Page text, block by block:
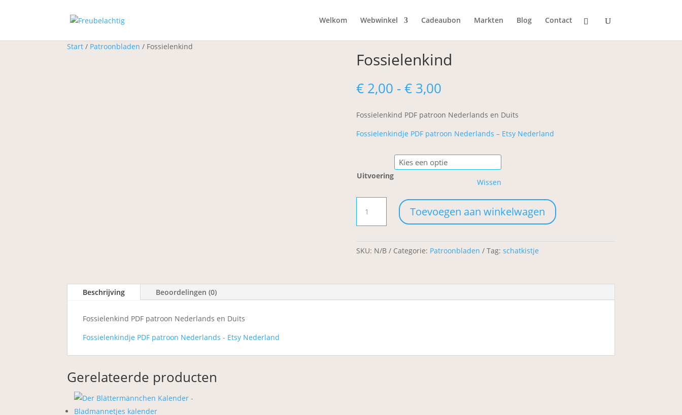
Welkom Webwinkel Cadeaubon Markten Blog Contact
Start / Patroonbladen / Fossielenkind
Fossielenkind
€2,00 - €3,00Prijsklasse:
tot
€ 3,00
Fossielenkind PDF patroon Nederlands en Duits
Fossielenkindje PDF patroon Nederlands – Etsy Nederland
Uitvoering
Wissen
Fossielenkind
aantal
Toevoegen aan winkelwagen
SKU: N/B Categorie: Patroonbladen Tag: schatkistje
Beschrijving Beoordelingen (0)
Fossielenkind PDF patroon Nederlands en Duits
Fossielenkindje PDF patroon Nederlands - Etsy Nederland
Gerelateerde producten